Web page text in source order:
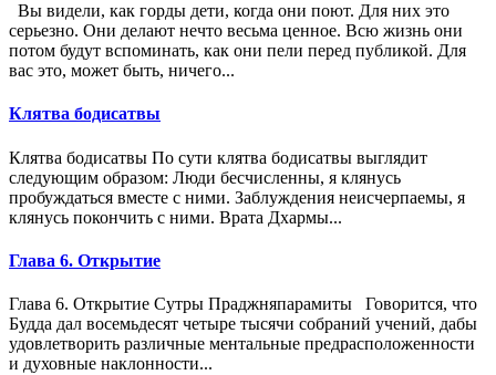
Вы видели, как горды дети, когда они поют. Для них это
серьезно. Они делают нечто весьма ценное. Всю жизнь они
потом будут вспоминать, как они пели перед публикой. Для
вас это, может быть, ничего...
Клятва бодисатвы
Клятва бодисатвы По сути клятва бодисатвы выглядит
следующим образом: Люди бесчисленны, я клянусь
пробуждаться вместе с ними. Заблуждения неисчерпаемы, я
клянусь покончить с ними. Врата Дхармы...
Глава 6. Открытие
Глава 6. Открытие Сутры Праджняпарамиты Говорится, что
Будда дал восемьдесят четыре тысячи собраний учений, дабы
удовлетворить различные ментальные предрасположенности
и духовные наклонности...